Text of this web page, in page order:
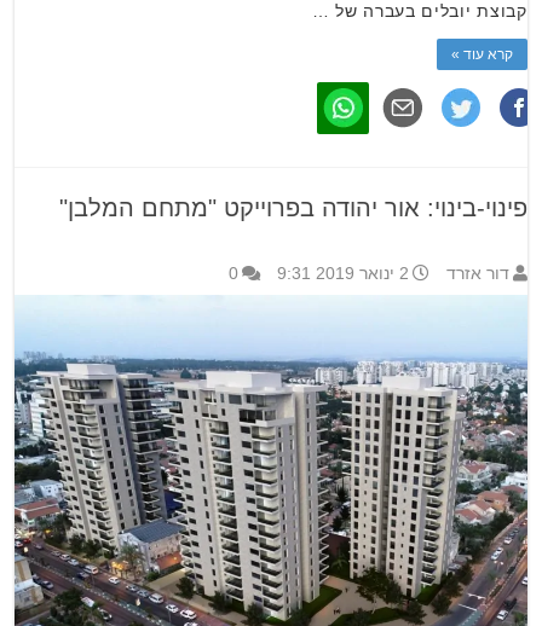
קבוצת יובלים בעברה של …
קרא עוד »
פינוי-בינוי: אור יהודה בפרוייקט "מתחם המלבן"
דור אזרד 2 ינואר 2019 9:31 0